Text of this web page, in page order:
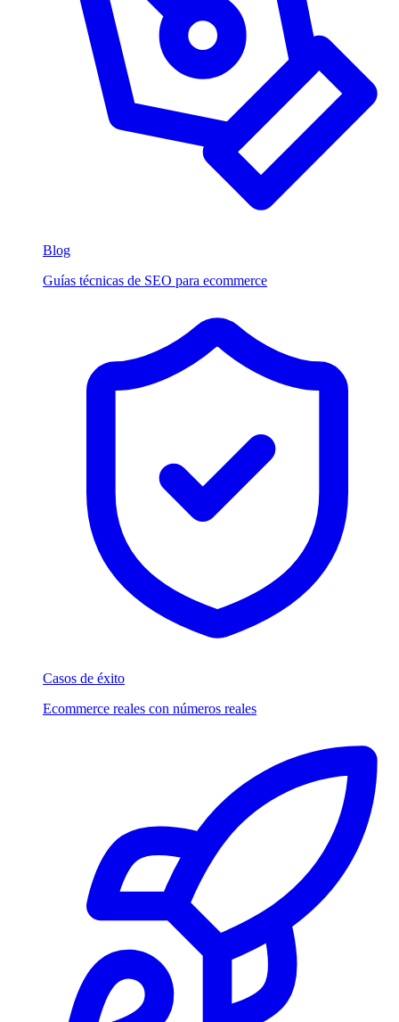
Blog
Guías técnicas de SEO para ecommerce
Casos de éxito
Ecommerce reales con números reales